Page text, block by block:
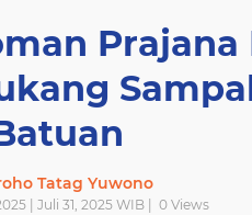
Tatag Yuwono
| Juli 31, 2025 WIB | 0Views